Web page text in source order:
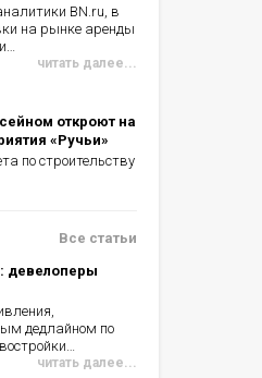
BN.ru, в
на рынке аренды
читать далее...
откроют на
«Ручьи»
по строительству
девелоперы
дедлайном по
читать далее...
Все статьи